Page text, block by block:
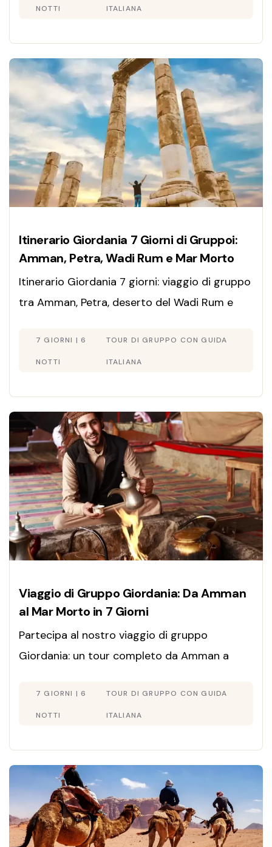
NOTTI ITALIANA
Itinerario Giordania 7 Giorni di Gruppoi:
Amman, Petra, Wadi Rum e Mar Morto
Itinerario Giordania 7 giorni: viaggio di gruppo
tra Amman, Petra, deserto del Wadi Rum e
completa. Prenota ora!
7 GIORNI | 6
NOTTI
TOUR DI GRUPPO CON GUIDA
ITALIANA
Viaggio di Gruppo Giordania: Da Amman
al Mar Morto in 7 Giorni
Partecipa al nostro viaggio di gruppo
Giordania: un tour completo da Amman a
settimana con guida in italiano e visti inclusi.
Scopri i migliori viaggio Giordania prezzi per
7 GIORNI | 6
NOTTI
TOUR DI GRUPPO CON GUIDA
ITALIANA